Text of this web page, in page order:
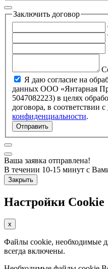
Заключить договор
Я даю согласие на
данных ООО «Янтарная
5047082223) в целях обработки запроса и заключение
договора, в соответствии с
конфиденциальности.
Отправить
Ваша заявка отправлена!
В течении 10-15 минут с
Закрыть
Настройки Cookie
x
Файлы cookie, необходимые
всегда включены.